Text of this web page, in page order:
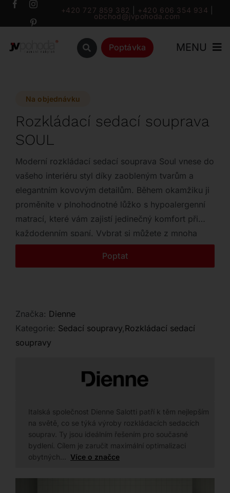
Přeskočit
+420 727 859 382 +420 606 354 934
obchod@jvpohoda.com
Poptávka MENU
Značky
Outlet
Kontakt
Na objednávku
Rozkládací sedací souprava
SOUL
Moderní rozkládací sedací souprava Soul vnese do
vašeho interiéru styl díky zaobleným tvarům a
elegantním kovovým detailům. Během okamžiku ji
proměníte v plnohodnotné lůžko s hypoalergenní
matrací, které vám zajistí jedinečný komfort při
každodenním spaní. Vybrat si můžete z mnoha
rozměrů a široké škály textilních materiálů s
odnímatelným potahem.
Poptat
Značka: Dienne
Kategorie: Sedací soupravy,Rozkládací sedací
soupravy
Italská společnost Dienne Salotti patří k těm nejlepším
na světě, co se týká výroby rozkládacích sedacích
souprav. Ty jsou ideálním řešením pro současné
bydlení. Cílem je zaručit maximální optimalizaci
obytných… Více o značce